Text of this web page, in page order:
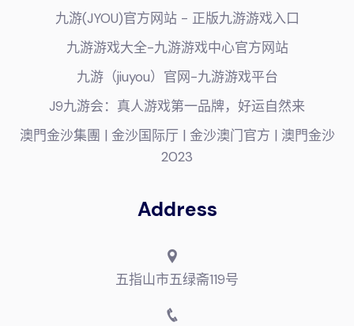
九游(JYOU)官方网站 - 正版九游游戏入口
九游游戏大全-九游游戏中心官方网站
九游（jiuyou）官网-九游游戏平台
J9九游会：真人游戏第一品牌，好运自然来
澳門金沙集團 | 金沙国际厅 | 金沙澳门官方 | 澳門金沙
2023
Address
五指山市五绿斋119号